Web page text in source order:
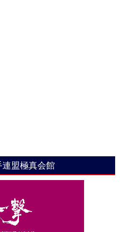
連盟極真会館